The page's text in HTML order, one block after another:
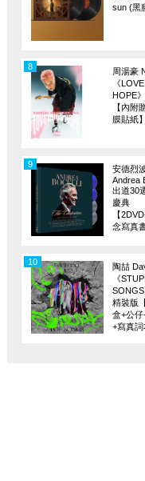
sun (黑
周湯豪
《
HOPE
【內附
膜貼紙】
8
安德烈
Andrea
出道30
慶典
【
念寫真
9
陶喆
《
精裝版
盒+公
+寫真
10